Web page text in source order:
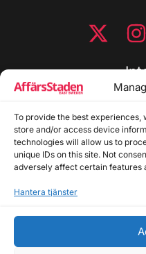
To provide the best experiences,
store and/or access device
technologies will allow us to
unique IDs on this site. Not
adversely affect certain features
Hantera tjänster
Allmänna frågor: